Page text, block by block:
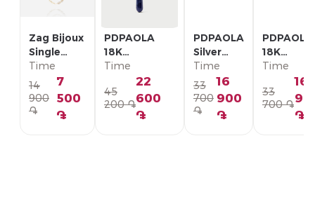
Zag Bijoux
Single
Earring/
SLA22993-
01WHT
Time
14
900
֏
7
500
֏
PDPAOLA
18K
Позолоченная
Серебряная
Моно-серьга/
PG01-336-U
Time
45
200 ֏
22
600
֏
PDPAOLA
Silver
Single
Earring/
PG02-
092-U
Time
33
700
֏
16
900
֏
PDPAOLA
18K
Моно-
PG01-
Time
33
700 ֏
16
֏